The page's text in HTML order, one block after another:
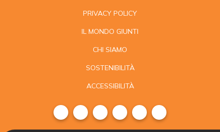
PRIVACY POLICY
IL MONDO GIUNTI
CHI SIAMO
SOSTENIBILITÀ
ACCESSIBILITÀ